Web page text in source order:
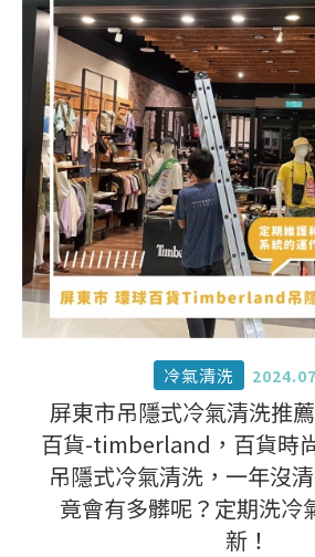
冷氣清洗
屏東市吊隱式冷氣清洗推
百貨-timberland，百貨時
吊隱式冷氣清洗，一年沒
竟會有多髒呢？定期洗冷
新！